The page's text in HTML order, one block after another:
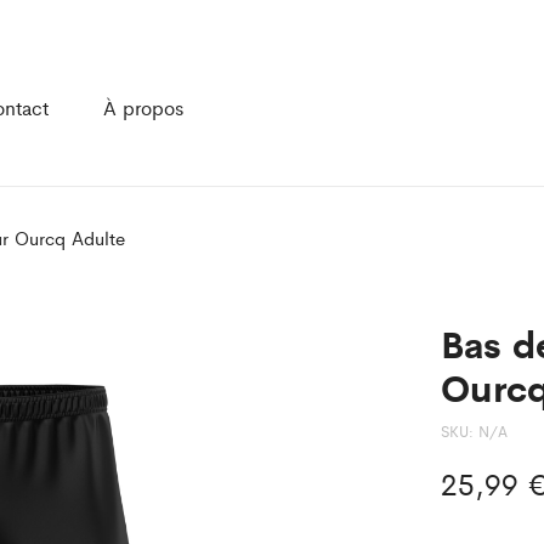
À propos
Ourcq Adulte
Bas
SKU: N/A
25,99